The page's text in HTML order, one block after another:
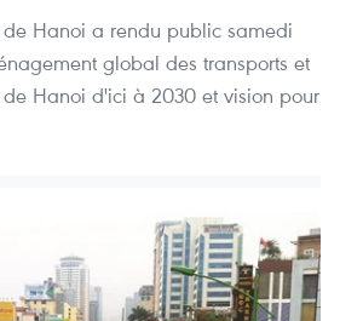
Hanoi a rendu public samedi
global des transports et
Hanoi d'ici à 2030 et vision pour